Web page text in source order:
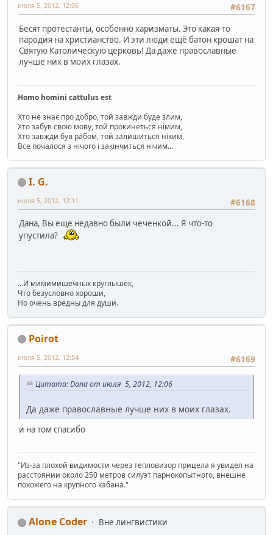
#6167
июля 5, 2012, 12:06
Бесят протестанты, особенно харизматы. Это какая-то
пародия на христианство. И эти люди ещё батон крошат на
Святую Католическую церковь! Да даже православные
лучше них в моих глазах.
Homo homini cattulus est
Хто не знає про добро, той завжди буде злим,
Хто забув свою мову, той прокинеться німим,
Хто завжди був рабом, той залишиться ніким,
Все почалося з нічого і закінчиться нічим...
I. G.
#6168
июля 5, 2012, 12:11
Дана, Вы еще недавно были чеченкой... Я что-то
упустила?
...И мимимишечных круглышек,
Что безусловно хороши,
Но очень вредны для души.
Poirot
#6169
июля 5, 2012, 12:54
Цитата: Dana от июля 5, 2012, 12:06
Да даже православные лучше них в моих глазах.
и на том спасибо
"Из-за плохой видимости через тепловизор прицела я увидел на
расстоянии около 250 метров силуэт парнокопытного, внешне
похожего на крупного кабана."
Alone Coder
Вне лингвистики